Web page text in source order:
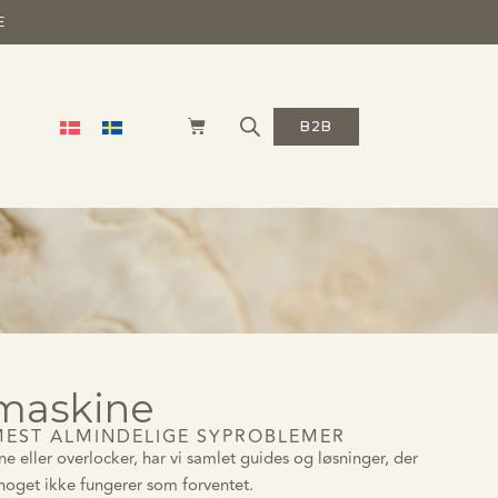
B2B
ALMINDELIGE SYPROBLEMER
eller overlocker, har vi samlet guides og løsninger, der
ikke fungerer som forventet.